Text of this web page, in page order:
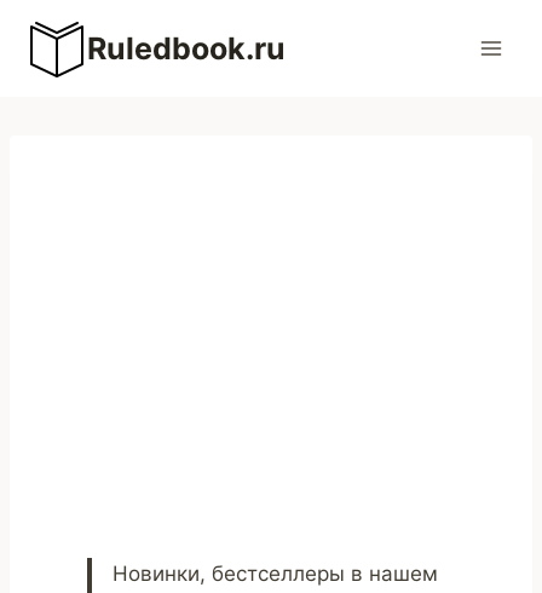
Перейти
содержимому
Ruledbook.ru
Новинки, бестселлеры в нашем